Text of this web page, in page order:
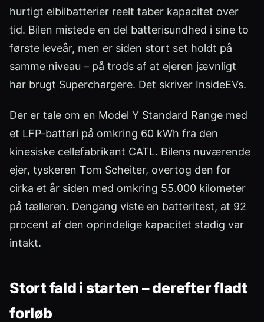
hurtigt elbilbatterier reelt taber kapacitet over
tid. Bilen mistede en del batterisundhed i sine to
første leveår, men er siden stort set holdt på
samme niveau – på trods af at ejeren jævnligt
har brugt Superchargere. Det skriver InsideEVs.
Der er tale om en Model Y Standard Range med
et LFP-batteri på omkring 60 kWh fra den
kinesiske cellefabrikant CATL. Bilens nuværende
ejer, tyskeren Tom Scheiter, overtog den for
cirka et år siden med omkring 55.000 kilometer
på tælleren. Dengang viste en batteritest, at 92
procent af den oprindelige kapacitet stadig var
intakt.
Stort fald i starten – derefter fladt
forløb